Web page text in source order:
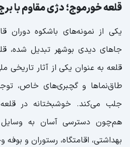
قلعه خورموج؛ دژی مقاوم با
یکی از نمونه‌های باشکوه دوران
جاهای دیدی بوشهر تبدیل شده،
قلعه به‌ عنوان یکی از آثار تاریخی
طاق‌نماها و گچبری‌های خاص،
جلب می‌کند. خوشبختانه در
هم‌چون دسترسی آسان به وسایل
بهداشتی، اقامتگاه، رستوران و بوفه